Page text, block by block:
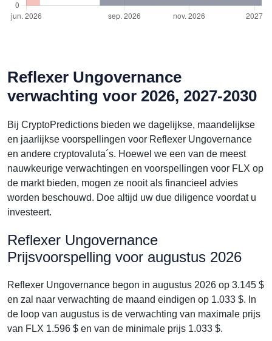
Reflexer Ungovernance
verwachting voor 2026, 2027-2030
Bij CryptoPredictions bieden we dagelijkse, maandelijkse
en jaarlijkse voorspellingen voor Reflexer Ungovernance
en andere cryptovaluta´s. Hoewel we een van de meest
nauwkeurige verwachtingen en voorspellingen voor FLX op
de markt bieden, mogen ze nooit als financieel advies
worden beschouwd. Doe altijd uw due diligence voordat u
investeert.
Reflexer Ungovernance
Prijsvoorspelling voor augustus 2026
Reflexer Ungovernance begon in augustus 2026 op 3.145 $
en zal naar verwachting de maand eindigen op 1.033 $. In
de loop van augustus is de verwachting van maximale prijs
van FLX 1.596 $ en van de minimale prijs 1.033 $.